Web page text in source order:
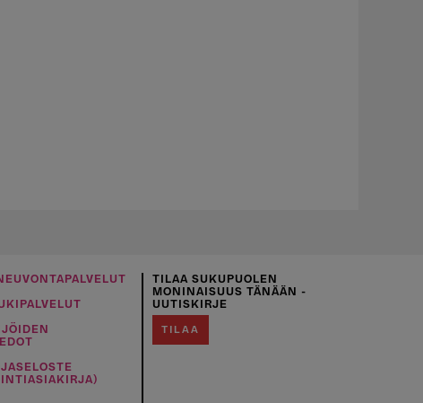
TILAA SUKUPUOLEN
MONINAISUUS TÄNÄÄN -
UUTISKIRJE
TILAA